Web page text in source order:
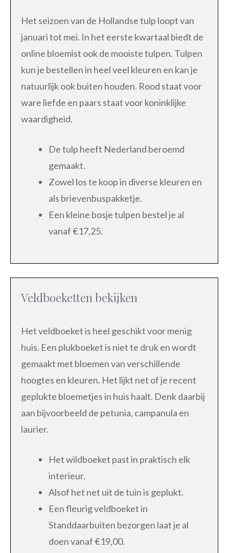
Het seizoen van de Hollandse tulp loopt van
januari tot mei. In het eerste kwartaal biedt de
online bloemist ook de mooiste tulpen. Tulpen
kun je bestellen in heel veel kleuren en kan je
natuurlijk ook buiten houden. Rood staat voor
ware liefde en paars staat voor koninklijke
waardigheid.
De tulp heeft Nederland beroemd
gemaakt.
Zowel los te koop in diverse kleuren en
als brievenbuspakketje.
Een kleine bosje tulpen bestel je al
vanaf €17,25.
Veldboeketten bekijken
Het veldboeket is heel geschikt voor menig
huis. Een plukboeket is niet te druk en wordt
gemaakt met bloemen van verschillende
hoogtes en kleuren. Het lijkt net of je recent
geplukte bloemetjes in huis haalt. Denk daarbij
aan bijvoorbeeld de petunia, campanula en
laurier.
Het wildboeket past in praktisch elk
interieur.
Alsof het net uit de tuin is geplukt.
Een fleurig veldboeket in
Standdaarbuiten bezorgen laat je al
doen vanaf €19,00.